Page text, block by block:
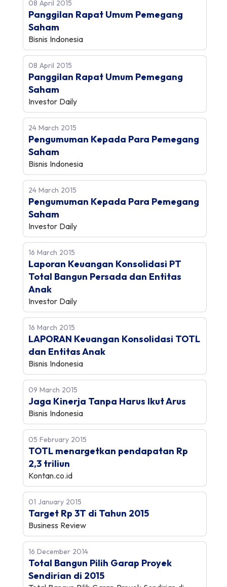
08 April 2015
Panggilan Rapat Umum Pemegang
Saham
Bisnis Indonesia
08 April 2015
Panggilan Rapat Umum Pemegang
Saham
Investor Daily
24 March 2015
Pengumuman Kepada Para Pemegang
Saham
Bisnis Indonesia
24 March 2015
Pengumuman Kepada Para Pemegang
Saham
Investor Daily
16 March 2015
Laporan Keuangan Konsolidasi PT
Total Bangun Persada dan Entitas
Anak
Investor Daily
16 March 2015
LAPORAN Keuangan Konsolidasi TOTL
dan Entitas Anak
Bisnis Indonesia
09 March 2015
Jaga Kinerja Tanpa Harus Ikut Arus
Bisnis Indonesia
05 February 2015
TOTL menargetkan pendapatan Rp
2,3 triliun
Kontan.co.id
01 January 2015
Target Rp 3T di Tahun 2015
Business Review
16 December 2014
Total Bangun Pilih Garap Proyek
Sendirian di 2015